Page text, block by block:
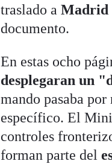
traslado aMadrid
documento.
En estas ocho
desplegaran un
mando pasaba
específico. El
controles
forman parte del